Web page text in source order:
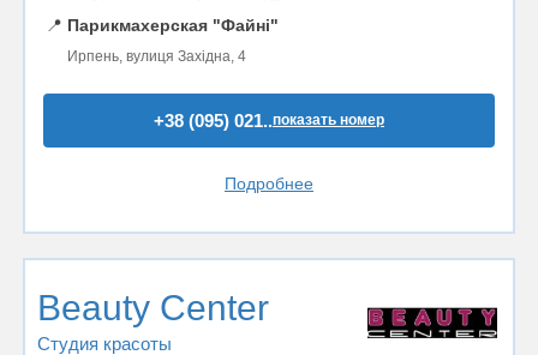
📍 Парикмахерская "Файні"
Ирпень, вулиця Західна, 4
+38 (095) 021..показать номер
Подробнее
Beauty Center
Студия красоты